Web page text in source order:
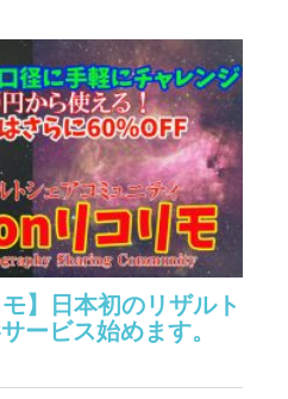
モ】日本初のリザルト
ービス始めます。